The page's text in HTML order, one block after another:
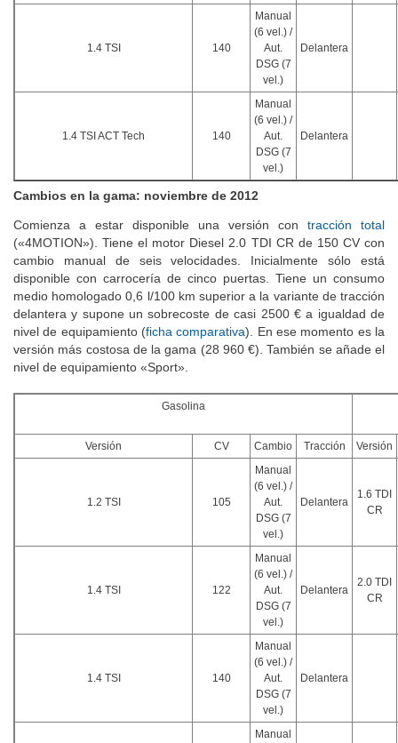
1.4 TSI 140
Manual
(6 vel.) /
Aut.
DSG (7
vel.)
Delantera
1.4 TSI ACT Tech 140
Manual
(6 vel.) /
Aut.
DSG (7
vel.)
Delantera
Cambios en la gama: noviembre de 2012
Comienza a estar disponible una versión con tracción total
(«4MOTION»). Tiene el motor Diesel 2.0 TDI CR de 150 CV con
cambio manual de seis velocidades. Inicialmente sólo está
disponible con carrocería de cinco puertas. Tiene un consumo
medio homologado 0,6 l/100 km superior a la variante de tracción
delantera y supone un sobrecoste de casi 2500 € a igualdad de
nivel de equipamiento (ficha comparativa). En ese momento es la
versión más costosa de la gama (28 960 €). También se añade el
nivel de equipamiento «Sport».
Gasolina
Versión CV Cambio Tracción Versión
1.2 TSI 105
Manual
(6 vel.) /
Aut.
DSG (7
vel.)
Delantera
1.6 TDI
CR
1.4 TSI 122
Manual
(6 vel.) /
Aut.
DSG (7
vel.)
Delantera
2.0 TDI
CR
1.4 TSI 140
Manual
(6 vel.) /
Aut.
DSG (7
vel.)
Delantera
Manual